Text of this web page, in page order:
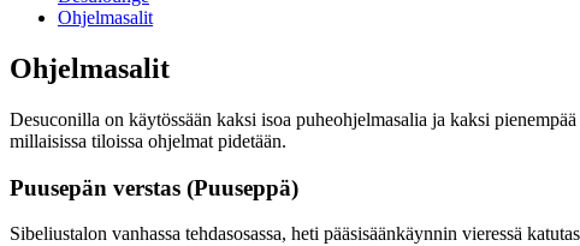
Ohjelmasalit
Ohjelmasalit
Desuconilla on käytössään kaksi isoa puheohjelmasalia ja kaksi
millaisissa tiloissa ohjelmat pidetään.
Puusepän verstas (Puuseppä)
Sibeliustalon vanhassa tehdasosassa, heti pääsisäänkäynnin vieressä